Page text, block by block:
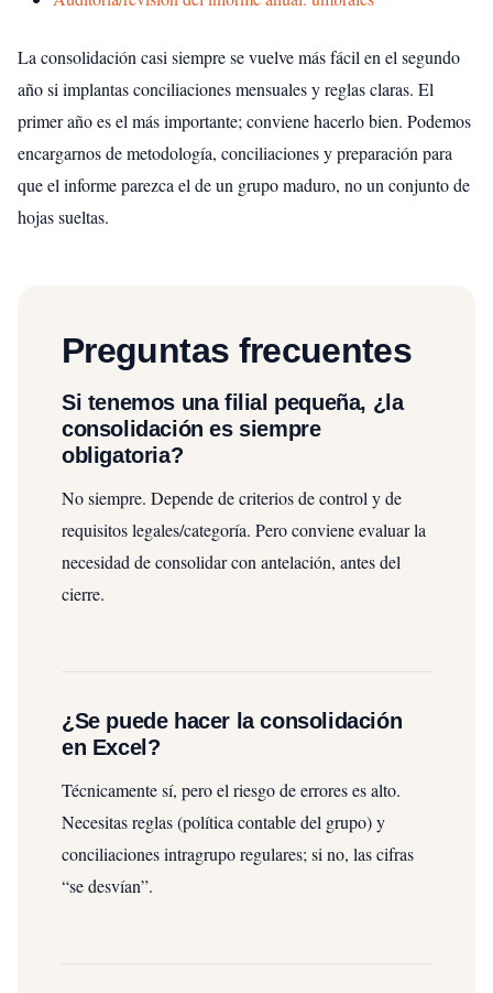
La consolidación casi siempre se vuelve más fácil en el segundo
año si implantas conciliaciones mensuales y reglas claras. El
primer año es el más importante; conviene hacerlo bien. Podemos
encargarnos de metodología, conciliaciones y preparación para
que el informe parezca el de un grupo maduro, no un conjunto de
hojas sueltas.
Preguntas frecuentes
Si tenemos una filial pequeña, ¿la
consolidación es siempre
obligatoria?
No siempre. Depende de criterios de control y de
requisitos legales/categoría. Pero conviene evaluar la
necesidad de consolidar con antelación, antes del
cierre.
¿Se puede hacer la consolidación
en Excel?
Técnicamente sí, pero el riesgo de errores es alto.
Necesitas reglas (política contable del grupo) y
conciliaciones intragrupo regulares; si no, las cifras
“se desvían”.